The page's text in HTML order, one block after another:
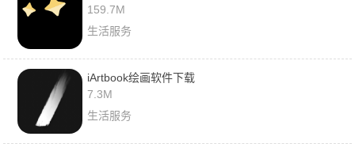
159.7M
生活服务
iArtbook绘画软件下载
7.3M
生活服务